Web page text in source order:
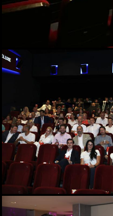
Big Bottle Schaumwein-
Party im Rosengarten des
Parkhotels
08.06.2026
02.06.2026
Stammtisch begrüßen
02.06.2026
Elefantenrunde zur Grazer
Gemeinderatswahl 2026
01.06.2026
Fit im Job 2026 - der
steirische
01.06.2026
Biergarten-Opening am
Schlossberg